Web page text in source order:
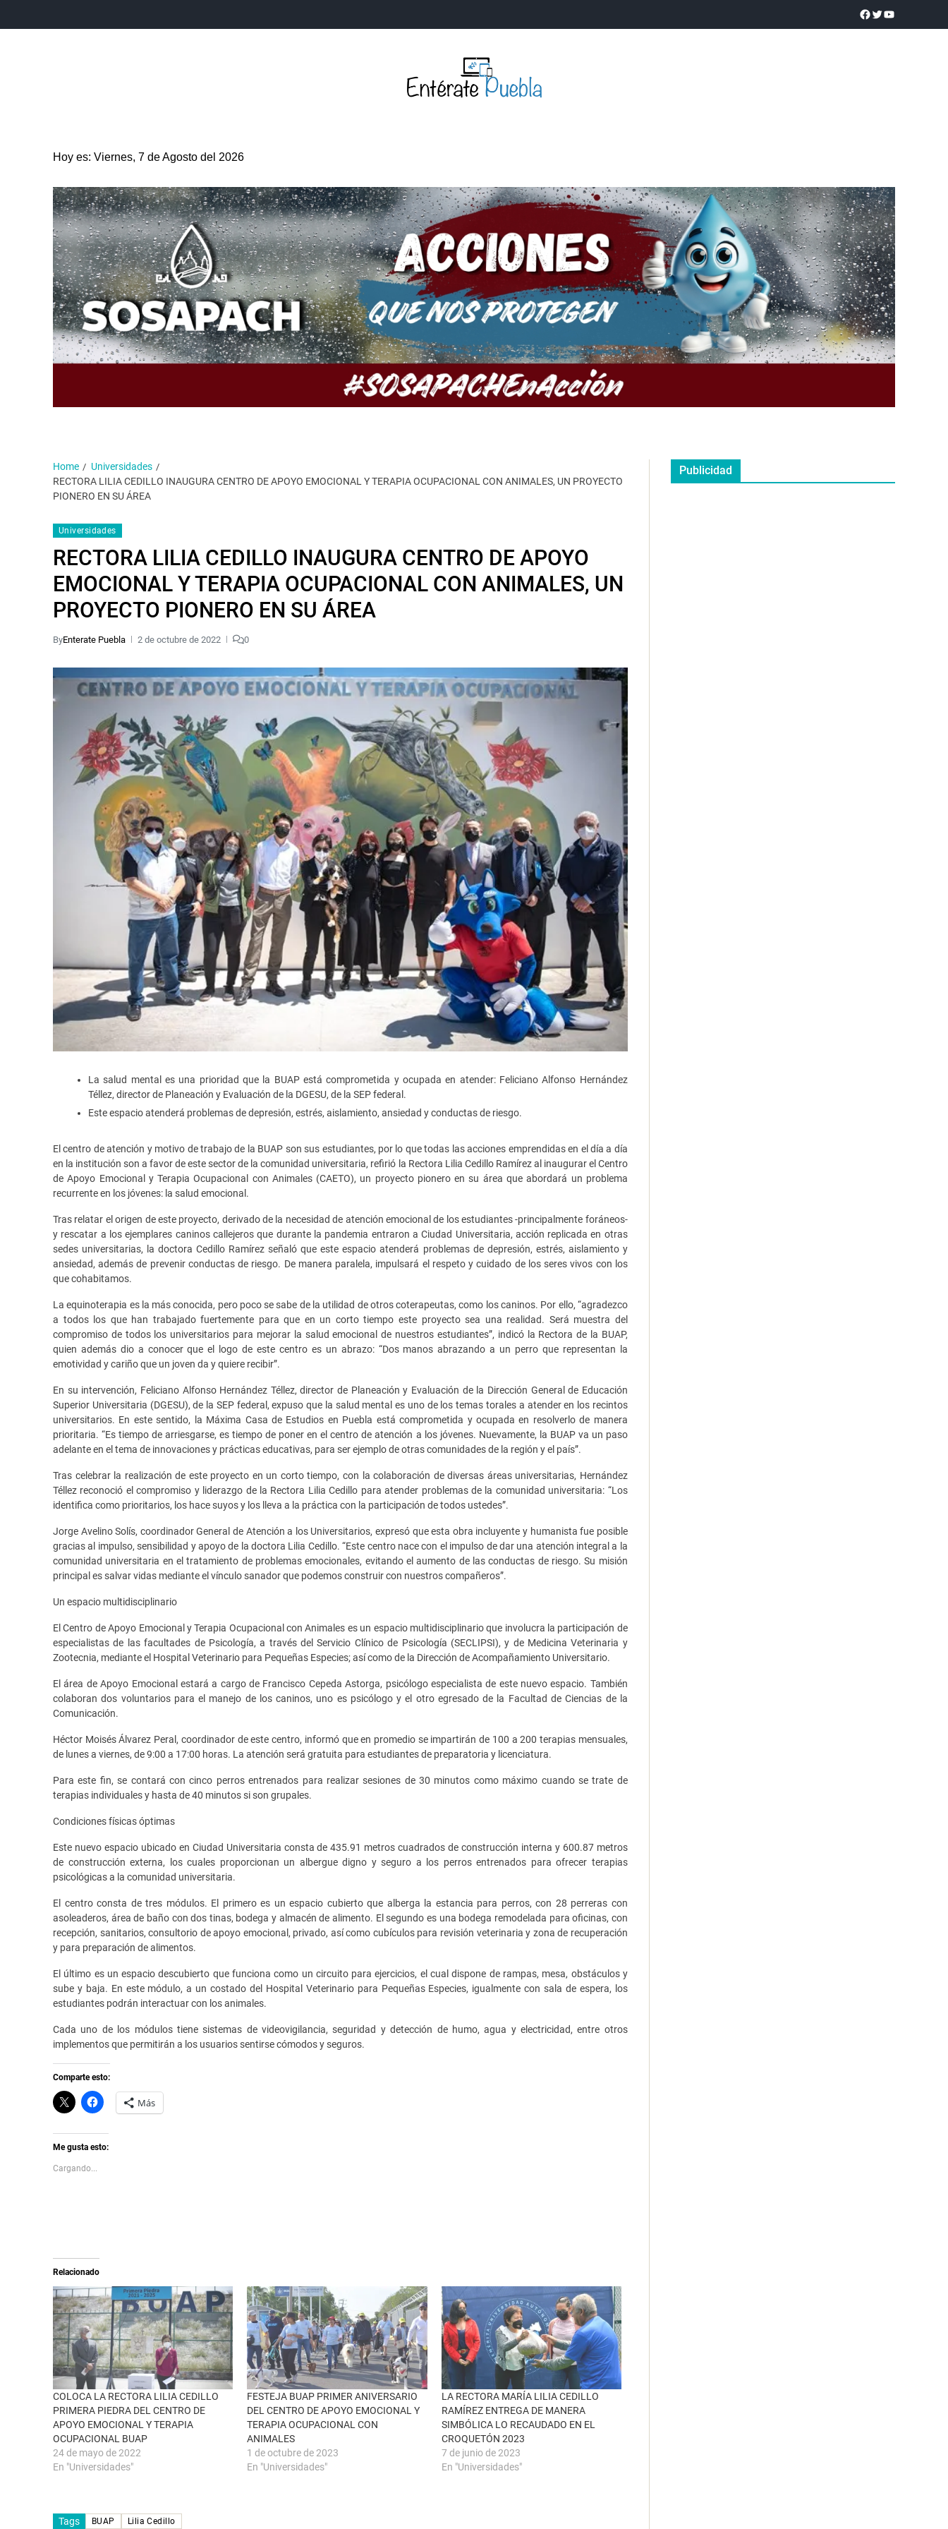
ENTRETENIMIENTO SALUD DEPORTES CIENCIA Y TECNOLOGÍA OPINIÓN SOCIEDAD ANUNCIOS
Hoy es: Viernes, 7 de Agosto del 2026
Home
Universidades
RECTORA LILIA CEDILLO INAUGURA CENTRO DE APOYO EMOCIONAL Y TERAPIA OCUPACIONAL CON ANIMALES, UN PROYECTO
PIONERO EN SU ÁREA
Universidades
RECTORA LILIA CEDILLO INAUGURA CENTRO DE APOYO
EMOCIONAL Y TERAPIA OCUPACIONAL CON ANIMALES, UN
PROYECTO PIONERO EN SU ÁREA
ByEnterate Puebla 2 de octubre de 2022 0
La salud mental es una prioridad que la BUAP está comprometida y ocupada en atender: Feliciano Alfonso Hernández
Téllez, director de Planeación y Evaluación de la DGESU, de la SEP federal.
Este espacio atenderá problemas de depresión, estrés, aislamiento, ansiedad y conductas de riesgo.
El centro de atención y motivo de trabajo de la BUAP son sus estudiantes, por lo que todas las acciones emprendidas en el día a día
en la institución son a favor de este sector de la comunidad universitaria, refirió la Rectora Lilia Cedillo Ramírez al inaugurar el Centro
de Apoyo Emocional y Terapia Ocupacional con Animales (CAETO), un proyecto pionero en su área que abordará un problema
recurrente en los jóvenes: la salud emocional.
Tras relatar el origen de este proyecto, derivado de la necesidad de atención emocional de los estudiantes -principalmente foráneos-
y rescatar a los ejemplares caninos callejeros que durante la pandemia entraron a Ciudad Universitaria, acción replicada en otras
sedes universitarias, la doctora Cedillo Ramírez señaló que este espacio atenderá problemas de depresión, estrés, aislamiento y
ansiedad, además de prevenir conductas de riesgo. De manera paralela, impulsará el respeto y cuidado de los seres vivos con los
que cohabitamos.
La equinoterapia es la más conocida, pero poco se sabe de la utilidad de otros coterapeutas, como los caninos. Por ello, “agradezco
a todos los que han trabajado fuertemente para que en un corto tiempo este proyecto sea una realidad. Será muestra del
compromiso de todos los universitarios para mejorar la salud emocional de nuestros estudiantes”, indicó la Rectora de la BUAP,
quien además dio a conocer que el logo de este centro es un abrazo: “Dos manos abrazando a un perro que representan la
emotividad y cariño que un joven da y quiere recibir”.
En su intervención, Feliciano Alfonso Hernández Téllez, director de Planeación y Evaluación de la Dirección General de Educación
Superior Universitaria (DGESU), de la SEP federal, expuso que la salud mental es uno de los temas torales a atender en los recintos
universitarios. En este sentido, la Máxima Casa de Estudios en Puebla está comprometida y ocupada en resolverlo de manera
prioritaria. “Es tiempo de arriesgarse, es tiempo de poner en el centro de atención a los jóvenes. Nuevamente, la BUAP va un paso
adelante en el tema de innovaciones y prácticas educativas, para ser ejemplo de otras comunidades de la región y el país”.
Tras celebrar la realización de este proyecto en un corto tiempo, con la colaboración de diversas áreas universitarias, Hernández
Téllez reconoció el compromiso y liderazgo de la Rectora Lilia Cedillo para atender problemas de la comunidad universitaria: “Los
identifica como prioritarios, los hace suyos y los lleva a la práctica con la participación de todos ustedes”.
Jorge Avelino Solís, coordinador General de Atención a los Universitarios, expresó que esta obra incluyente y humanista fue posible
gracias al impulso, sensibilidad y apoyo de la doctora Lilia Cedillo. “Este centro nace con el impulso de dar una atención integral a la
comunidad universitaria en el tratamiento de problemas emocionales, evitando el aumento de las conductas de riesgo. Su misión
principal es salvar vidas mediante el vínculo sanador que podemos construir con nuestros compañeros”.
Un espacio multidisciplinario
El Centro de Apoyo Emocional y Terapia Ocupacional con Animales es un espacio multidisciplinario que involucra la participación de
especialistas de las facultades de Psicología, a través del Servicio Clínico de Psicología (SECLIPSI), y de Medicina Veterinaria y
Zootecnia, mediante el Hospital Veterinario para Pequeñas Especies; así como de la Dirección de Acompañamiento Universitario.
El área de Apoyo Emocional estará a cargo de Francisco Cepeda Astorga, psicólogo especialista de este nuevo espacio. También
colaboran dos voluntarios para el manejo de los caninos, uno es psicólogo y el otro egresado de la Facultad de Ciencias de la
Comunicación.
Héctor Moisés Álvarez Peral, coordinador de este centro, informó que en promedio se impartirán de 100 a 200 terapias mensuales,
de lunes a viernes, de 9:00 a 17:00 horas. La atención será gratuita para estudiantes de preparatoria y licenciatura.
Para este fin, se contará con cinco perros entrenados para realizar sesiones de 30 minutos como máximo cuando se trate de
terapias individuales y hasta de 40 minutos si son grupales.
Condiciones físicas óptimas
Este nuevo espacio ubicado en Ciudad Universitaria consta de 435.91 metros cuadrados de construcción interna y 600.87 metros
de construcción externa, los cuales proporcionan un albergue digno y seguro a los perros entrenados para ofrecer terapias
psicológicas a la comunidad universitaria.
El centro consta de tres módulos. El primero es un espacio cubierto que alberga la estancia para perros, con 28 perreras con
asoleaderos, área de baño con dos tinas, bodega y almacén de alimento. El segundo es una bodega remodelada para oficinas, con
recepción, sanitarios, consultorio de apoyo emocional, privado, así como cubículos para revisión veterinaria y zona de recuperación
y para preparación de alimentos.
El último es un espacio descubierto que funciona como un circuito para ejercicios, el cual dispone de rampas, mesa, obstáculos y
sube y baja. En este módulo, a un costado del Hospital Veterinario para Pequeñas Especies, igualmente con sala de espera, los
estudiantes podrán interactuar con los animales.
Cada uno de los módulos tiene sistemas de videovigilancia, seguridad y detección de humo, agua y electricidad, entre otros
implementos que permitirán a los usuarios sentirse cómodos y seguros.
Comparte esto:
C
l
k
t
o
s
h
e
b
e
e
n
u
n
a
v
e
n
t
n
a
n
u
e
v
a
)
H
a
l
i
t
r
n
F
a
c
e
b
o
o
k
(
e
a
b
r
e
e
n
u
n
t
a
Más
Me gusta esto:
Cargando...
Relacionado
COLOCA LA RECTORA LILIA CEDILLO
PRIMERA PIEDRA DEL CENTRO DE
APOYO EMOCIONAL Y TERAPIA
OCUPACIONAL BUAP
24 de mayo de 2022
En "Universidades"
FESTEJA BUAP PRIMER ANIVERSARIO
DEL CENTRO DE APOYO EMOCIONAL Y
TERAPIA OCUPACIONAL CON
ANIMALES
1 de octubre de 2023
En "Universidades"
LA RECTORA MARÍA LILIA CEDILLO
RAMÍREZ ENTREGA DE MANERA
SIMBÓLICA LO RECAUDADO EN EL
CROQUETÓN 2023
7 de junio de 2023
En "Universidades"
Tags BUAP Lilia Cedillo
Publicidad